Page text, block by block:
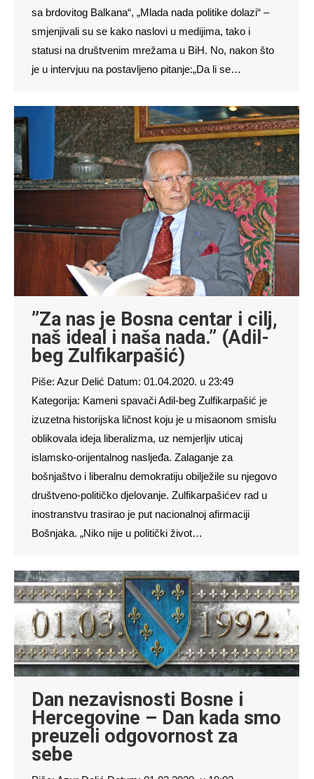
sa brdovitog Balkana“, „Mlada nada politike dolazi“ –
smjenjivali su se kako naslovi u medijima, tako i
statusi na društvenim mrežama u BiH. No, nakon što
je u intervjuu na postavljeno pitanje:„Da li se…
”Za nas je Bosna centar i cilj,
naš ideal i naša nada.” (Adil-
beg Zulfikarpašić)
Piše: Azur Delić Datum: 01.04.2020. u 23:49
Kategorija: Kameni spavači Adil-beg Zulfikarpašić je
izuzetna historijska ličnost koju je u misaonom smislu
oblikovala ideja liberalizma, uz nemjerljiv uticaj
islamsko-orijentalnog nasljeđa. Zalaganje za
bošnjaštvo i liberalnu demokratiju obilježile su njegovo
društveno-političko djelovanje. Zulfikarpašićev rad u
inostranstvu trasirao je put nacionalnoj afirmaciji
Bošnjaka. „Niko nije u politički život…
Dan nezavisnosti Bosne i
Hercegovine – Dan kada smo
preuzeli odgovornost za
sebe